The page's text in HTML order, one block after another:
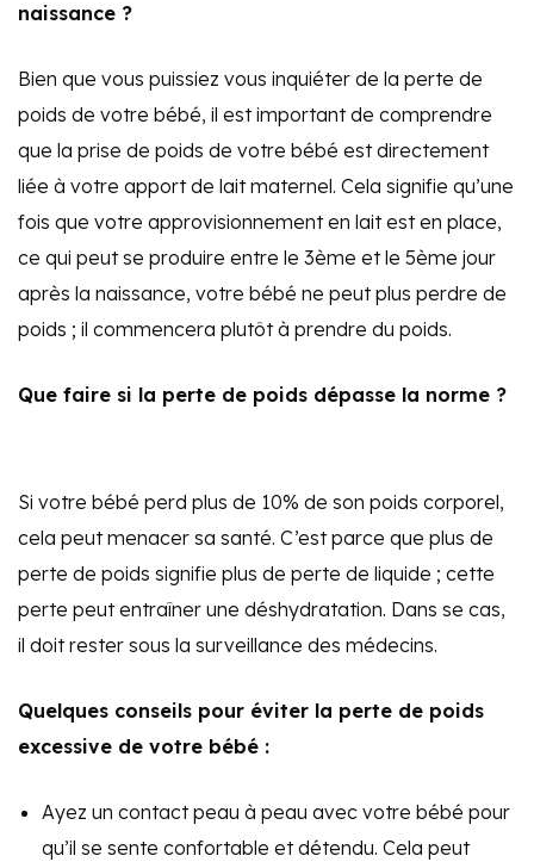
naissance ?
Bien que vous puissiez vous inquiéter de la perte de
poids de votre bébé, il est important de comprendre
que la prise de poids de votre bébé est directement
liée à votre apport de lait maternel. Cela signifie qu’une
fois que votre approvisionnement en lait est en place,
ce qui peut se produire entre le 3ème et le 5ème jour
après la naissance, votre bébé ne peut plus perdre de
poids ; il commencera plutôt à prendre du poids.
Que faire si la perte de poids dépasse la norme ?
Si votre bébé perd plus de 10% de son poids corporel,
cela peut menacer sa santé. C’est parce que plus de
perte de poids signifie plus de perte de liquide ; cette
perte peut entraîner une déshydratation. Dans se cas,
il doit rester sous la surveillance des médecins.
Quelques conseils pour éviter la perte de poids
excessive de votre bébé :
Ayez un contact peau à peau avec votre bébé pour
qu’il se sente confortable et détendu. Cela peut